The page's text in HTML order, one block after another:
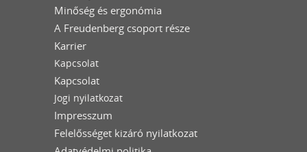
Minőség és ergonómia
A Freudenberg csoport része
Karrier
Kapcsolat
Kapcsolat
Jogi nyilatkozat
Impresszum
Felelősséget kizáró nyilatkozat